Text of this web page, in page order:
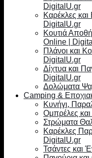
DigitalU.gr
Καρέκλες
DigitalU.gr
Κουτιά
Online |
Πλάνοι και
DigitalU.gr
Δίχτυα και
DigitalU.gr
Δολώματα
Camping &
Κυνήγι,
Ομπρέλες
Στρώματα
Καρέκλες
DigitalU.gr
Τσάντες και